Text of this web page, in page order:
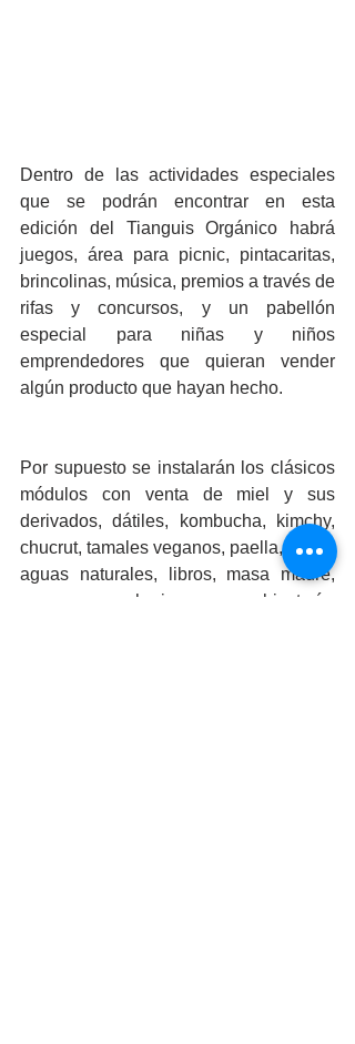
Dentro de las actividades especiales
que se podrán encontrar en esta
edición del Tianguis Orgánico habrá
juegos, área para picnic, pintacaritas,
brincolinas, música, premios a través de
rifas y concursos, y un pabellón
especial para niñas y niños
emprendedores que quieran vender
algún producto que hayan hecho.
Por supuesto se instalarán los clásicos
módulos con venta de miel y sus
derivados, dátiles, kombucha, kimchy,
chucrut, tamales veganos, paella, tortas,
aguas naturales, libros, masa madre,
quesos, choripanes, bisutería,